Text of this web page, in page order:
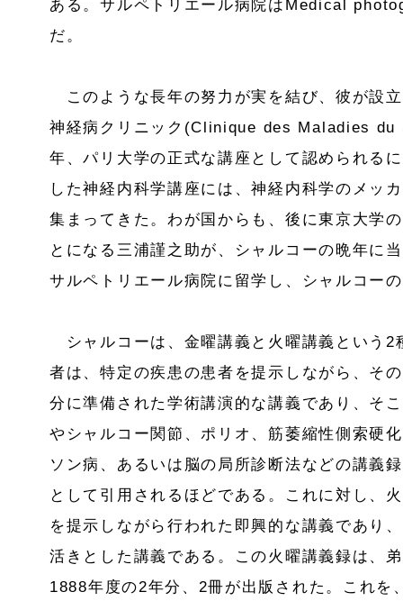
ある。サルペトリエール病院はMedical
だ。
このような長年の努力が実を結び、彼が設
神経病クリニック(Clinique des Maladies
年、パリ大学の正式な講座として認められる
した神経内科学講座には、神経内科学のメッ
集まってきた。わが国からも、後に東京大学
とになる三浦謹之助が、シャルコーの晩年に
サルペトリエール病院に留学し、シャルコー
シャルコーは、金曜講義と火曜講義という2
者は、特定の疾患の患者を提示しながら、そ
分に準備された学術講演的な講義であり、そ
やシャルコー関節、ポリオ、筋萎縮性側索硬
ソン病、あるいは脳の局所診断法などの講義
として引用されるほどである。これに対し、
を提示しながら行われた即興的な講義であり
活きとした講義である。この火曜講義録は、
1888年度の2年分、2冊が出版された。これを